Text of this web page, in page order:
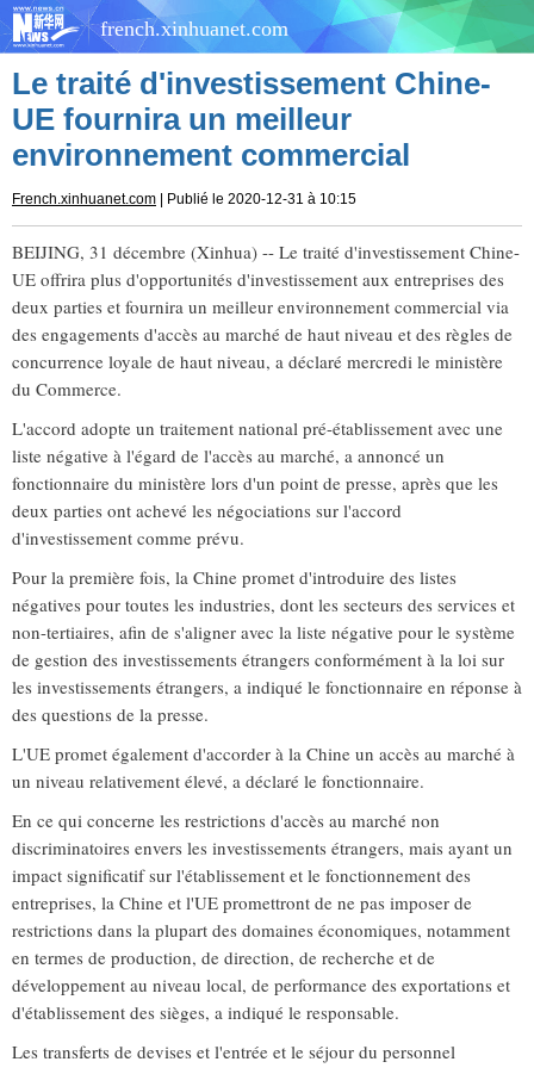
french.xinhuanet.com
Le traité d'investissement Chine-
UE fournira un meilleur
environnement commercial
French.xinhuanet.com | Publié le 2020-12-31 à 10:15
BEIJING, 31 décembre (Xinhua) -- Le traité d'investissement Chine-
UE offrira plus d'opportunités d'investissement aux entreprises des
deux parties et fournira un meilleur environnement commercial via
des engagements d'accès au marché de haut niveau et des règles de
concurrence loyale de haut niveau, a déclaré mercredi le ministère
du Commerce.
L'accord adopte un traitement national pré-établissement avec une
liste négative à l'égard de l'accès au marché, a annoncé un
fonctionnaire du ministère lors d'un point de presse, après que les
deux parties ont achevé les négociations sur l'accord
d'investissement comme prévu.
Pour la première fois, la Chine promet d'introduire des listes
négatives pour toutes les industries, dont les secteurs des services et
non-tertiaires, afin de s'aligner avec la liste négative pour le système
de gestion des investissements étrangers conformément à la loi sur
les investissements étrangers, a indiqué le fonctionnaire en réponse à
des questions de la presse.
L'UE promet également d'accorder à la Chine un accès au marché à
un niveau relativement élevé, a déclaré le fonctionnaire.
En ce qui concerne les restrictions d'accès au marché non
discriminatoires envers les investissements étrangers, mais ayant un
impact significatif sur l'établissement et le fonctionnement des
entreprises, la Chine et l'UE promettront de ne pas imposer de
restrictions dans la plupart des domaines économiques, notamment
en termes de production, de direction, de recherche et de
développement au niveau local, de performance des exportations et
d'établissement des sièges, a indiqué le responsable.
Les transferts de devises et l'entrée et le séjour du personnel